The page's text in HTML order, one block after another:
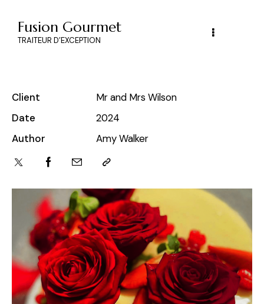
Fusion Gourmet
TRAITEUR D’EXCEPTION
Client
Mr and Mrs Wilson
Date
2024
Author
Amy Walker